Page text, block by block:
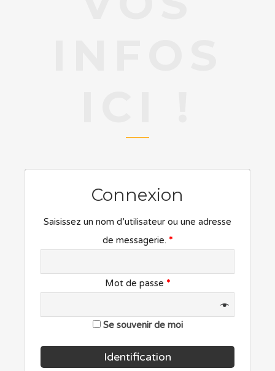
Connexion
Saisissez un nom d’utilisateur ou une adresse
de messagerie. *
Mot de passe *
Se souvenir de moi